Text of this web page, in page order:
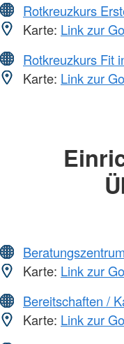
Rotkreuzkurs
Karte: Link zur
Rotkreuzkurs Fit
Karte: Link zur
Beratungszentrum
Karte: Link zur
Bereitschaften /
Karte: Link zur